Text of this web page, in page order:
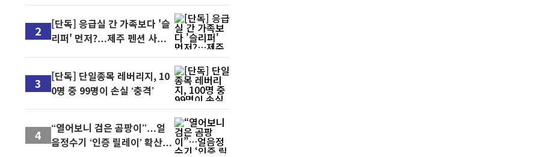
2
[단독] 응급실 간 가족보다 '슬
리퍼' 먼저?…제주 펜션 사후
3
[단독] 단일종목 레버리지, 10
0명 중 99명이 손실 ‘충격’
4
“열어보니 검은 곰팡이”…얼
음정수기 ‘인증 릴레이’ 확산,